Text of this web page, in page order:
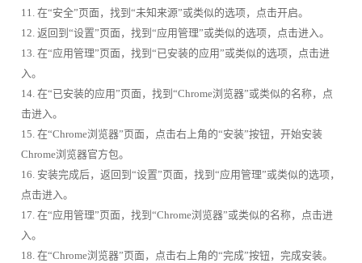
11. 在“安全”页面，找到“未知来源”或类似的选项，点击开启。
12. 返回到“设置”页面，找到“应用管理”或类似的选项，点击进入。
13. 在“应用管理”页面，找到“已安装的应用”或类似的选项，点击进
入。
14. 在“已安装的应用”页面，找到“Chrome浏览器”或类似的名称，点
击进入。
15. 在“Chrome浏览器”页面，点击右上角的“安装”按钮，开始安装
Chrome浏览器官方包。
16. 安装完成后，返回到“设置”页面，找到“应用管理”或类似的选项，
点击进入。
17. 在“应用管理”页面，找到“Chrome浏览器”或类似的名称，点击进
入。
18. 在“Chrome浏览器”页面，点击右上角的“完成”按钮，完成安装。